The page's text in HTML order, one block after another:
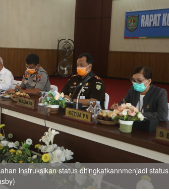
instruksikan status ditingkatkannmenjadi status